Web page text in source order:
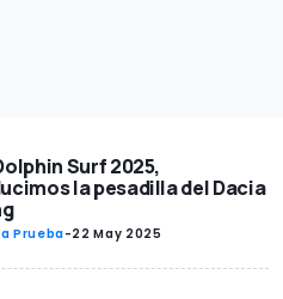
Surf 2025,
la pesadilla del Dacia
Prueba-22 May 2025